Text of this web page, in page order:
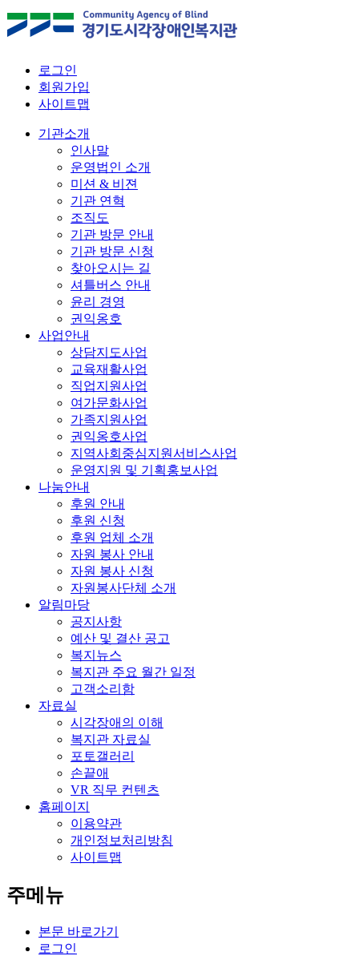
로그인
회원가입
사이트맵
기관소개
인사말
운영법인 소개
미션 & 비젼
기관 연혁
조직도
기관 방문 안내
기관 방문 신청
찾아오시는 길
셔틀버스 안내
윤리 경영
권익옹호
사업안내
상담지도사업
교육재활사업
직업지원사업
여가문화사업
가족지원사업
권익옹호사업
지역사회중심지원서비스사업
운영지원 및 기획홍보사업
나눔안내
후원 안내
후원 신청
후원 업체 소개
자원 봉사 안내
자원 봉사 신청
자원봉사단체 소개
알림마당
공지사항
예산 및 결산 공고
복지뉴스
복지관 주요 월간 일정
고객소리함
자료실
시각장애의 이해
복지관 자료실
포토갤러리
손끝애
VR 직무 컨텐츠
홈페이지
이용약관
개인정보처리방침
사이트맵
주메뉴
본문 바로가기
로그인